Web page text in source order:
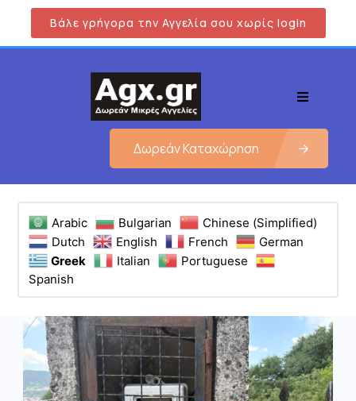
Βάλε γρήγορα την Αγγελία σου χωρίς login
Δωρεάν Καταχώρηση
Arabic Bulgarian
Chinese (Simplified)
Dutch
English French
German
Greek
Italian
Portuguese
Spanish